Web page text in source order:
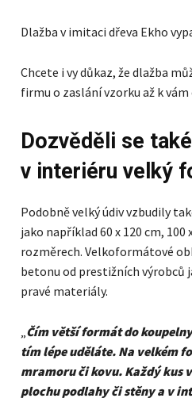
Dlažba v imitaci dřeva Ekho
Chcete i vy důkaz, že dlažba
firmu o zaslání vzorku až k
Dozvěděli se
v interiéru velký
Podobně velký údiv vzbudily
jako například 60 x 120 cm, 100
rozměrech. Velkoformátové
betonu od prestižních výrobců
pravé materiály.
„Čím větší formát do
tím lépe uděláte. Na velkém
mramoru či kovu. Každý kus
plochu podlahy či stěny a v